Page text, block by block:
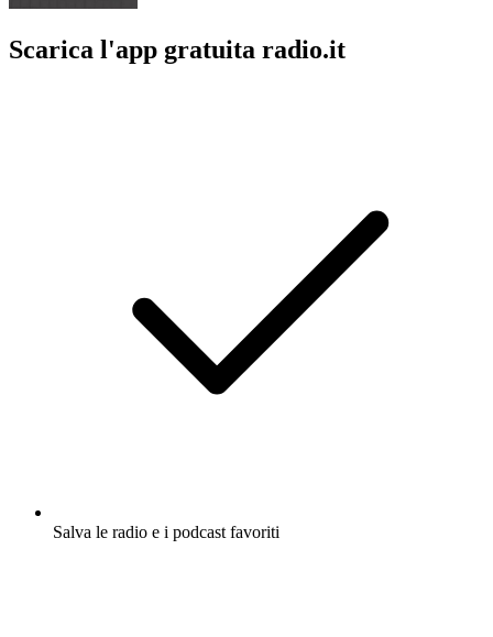
Scarica l'app gratuita radio.it
Salva le radio e i podcast favoriti